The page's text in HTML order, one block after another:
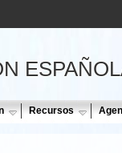
Recursos